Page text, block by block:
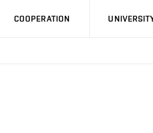
COOPERATION